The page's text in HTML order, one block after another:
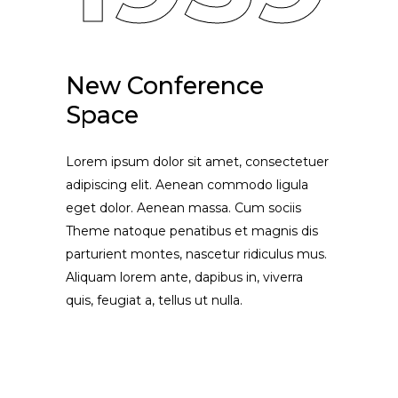
New Conference
Space
Lorem ipsum dolor sit amet, consectetuer
adipiscing elit. Aenean commodo ligula
eget dolor. Aenean massa. Cum sociis
Theme natoque penatibus et magnis dis
parturient montes, nascetur ridiculus mus.
Aliquam lorem ante, dapibus in, viverra
quis, feugiat a, tellus ut nulla.